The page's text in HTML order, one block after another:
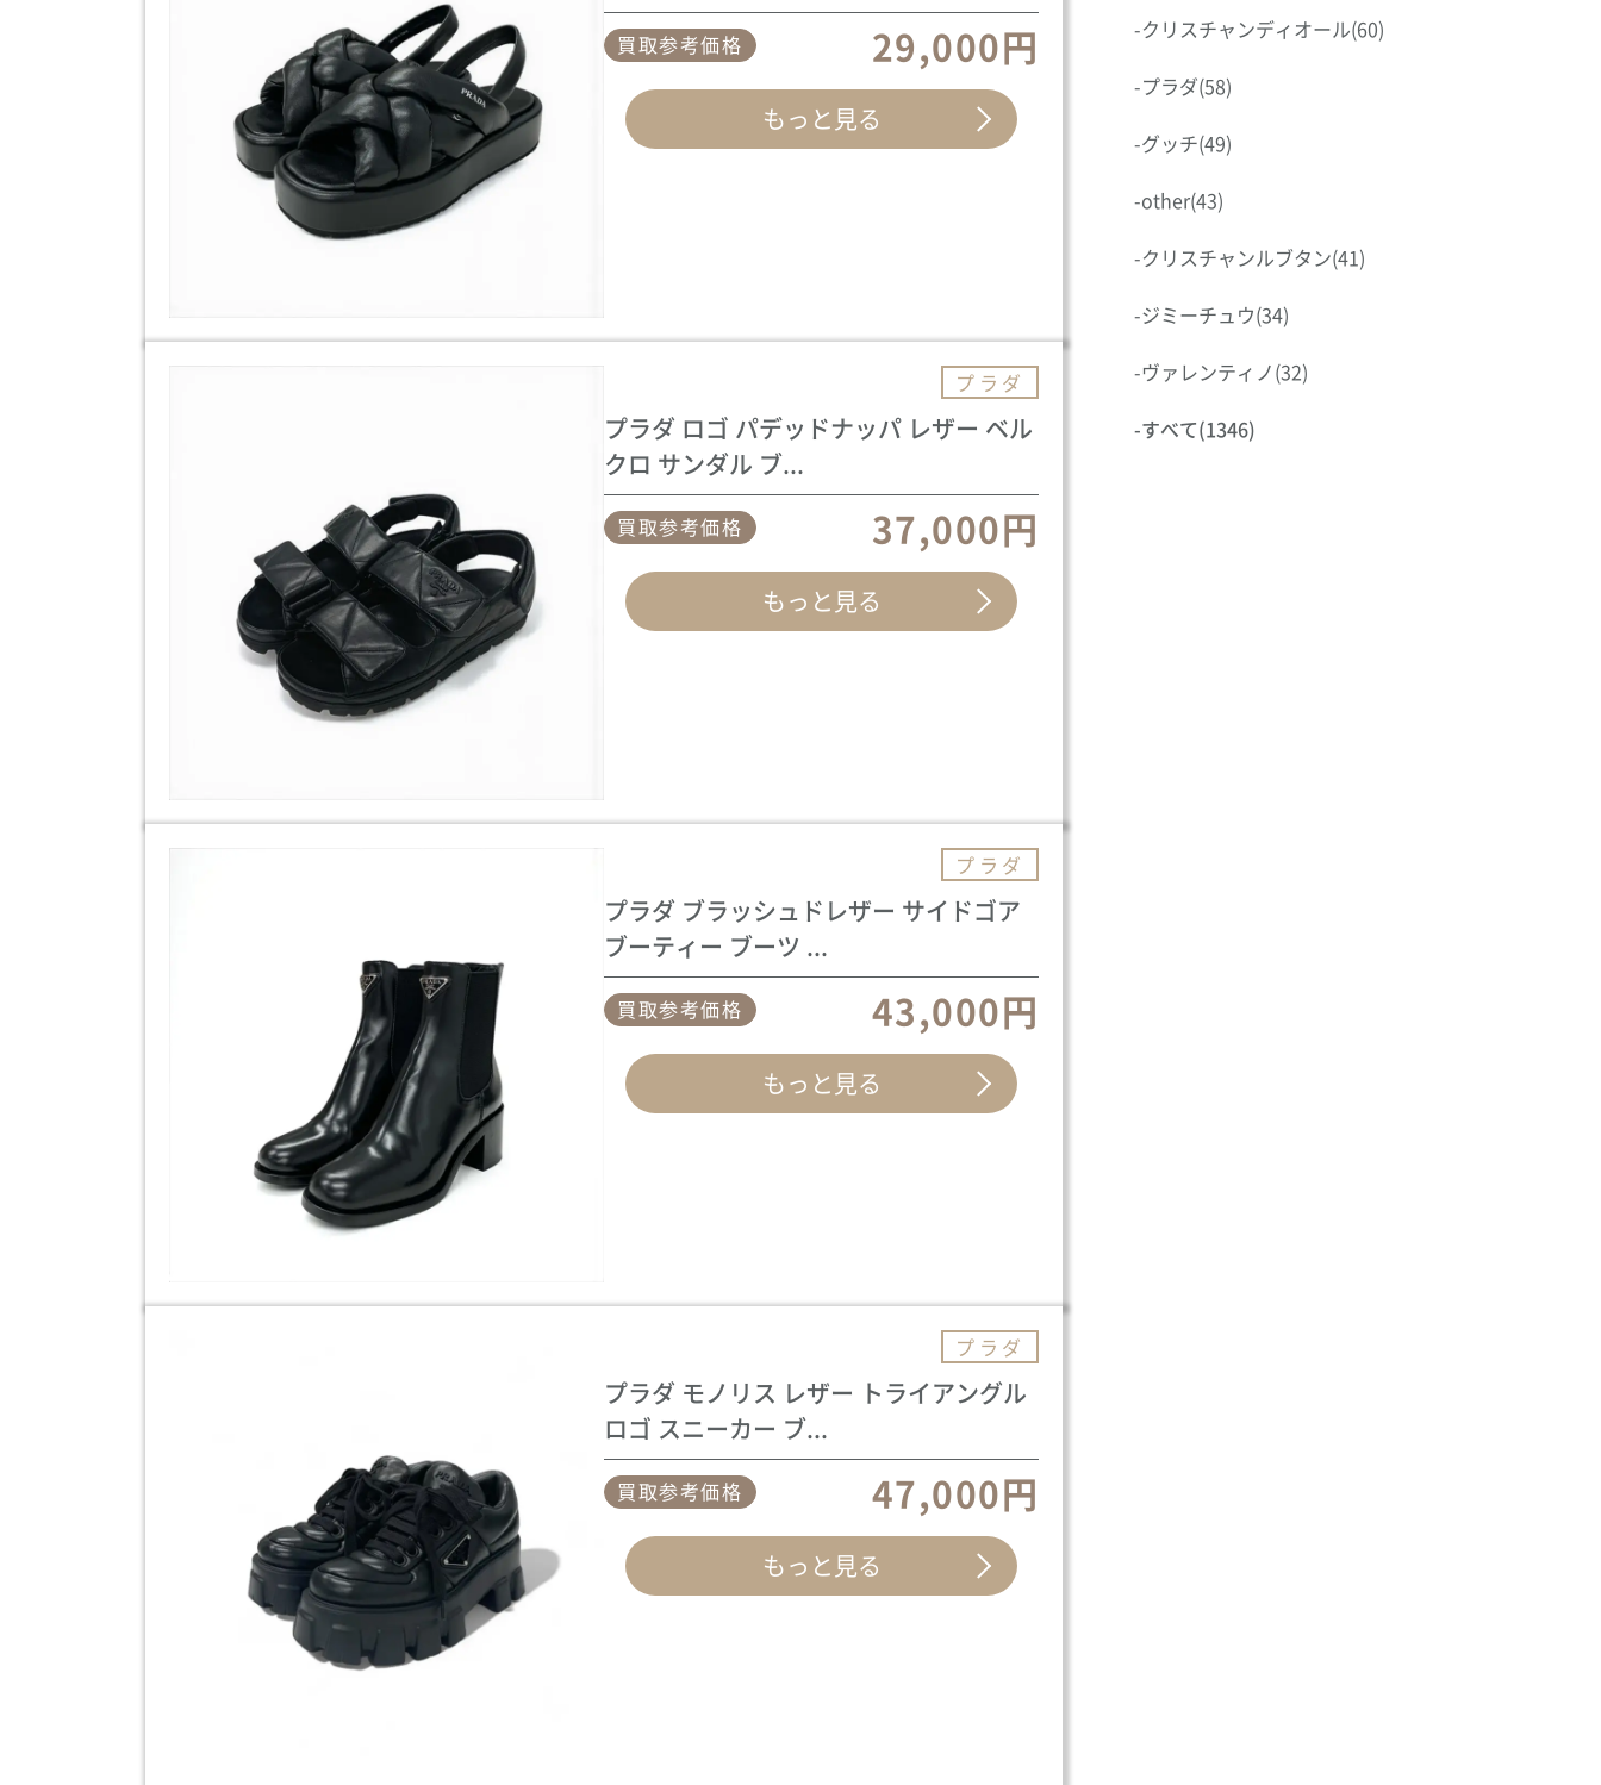
買取参考価格 29,000円
もっと見る
プラダ
プラダ ロゴ パデッドナッパ レザー ベル
クロ サンダル ブ...
買取参考価格 37,000円
もっと見る
プラダ
プラダ ブラッシュドレザー サイドゴア
ブーティー ブーツ ...
買取参考価格 43,000円
もっと見る
プラダ
プラダ モノリス レザー トライアングル
ロゴ スニーカー ブ...
買取参考価格 47,000円
もっと見る
-クリスチャンディオール(60)
-プラダ(58)
-グッチ(49)
-other(43)
-クリスチャンルブタン(41)
-ジミーチュウ(34)
-ヴァレンティノ(32)
-すべて(1346)